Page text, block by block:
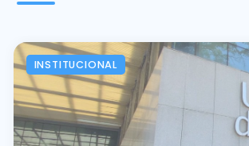
INSTITUCIONAL